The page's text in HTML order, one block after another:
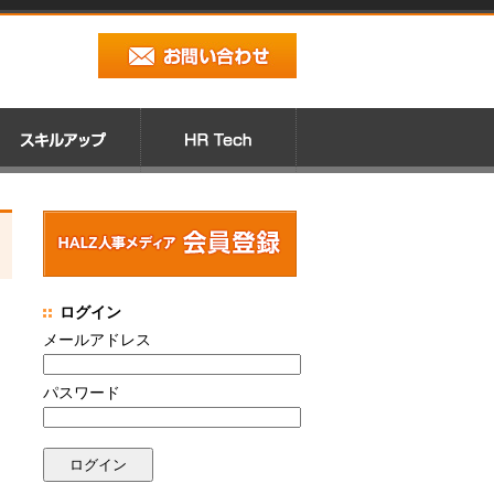
ログイン
メールアドレス
パスワード